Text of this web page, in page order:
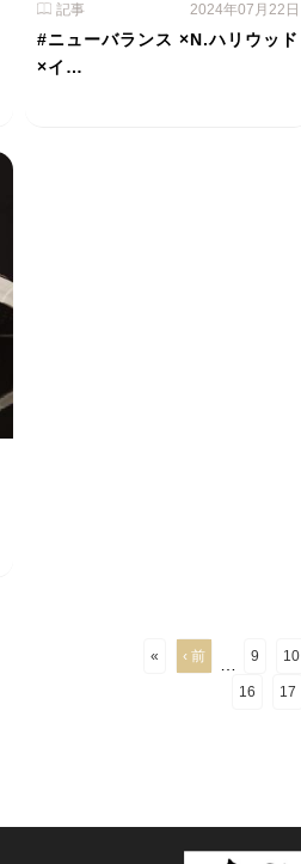
記事 2024年07月22日
#ニューバランス ×N.ハリウッド
×イ…
« ‹ 前 9 10
16 17